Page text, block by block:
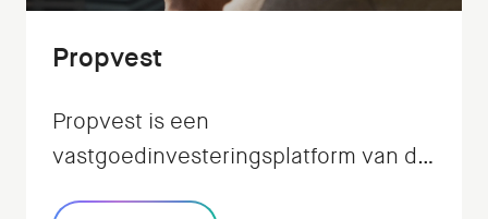
Propvest
Propvest is een
vastgoedinvesteringsplatform van de